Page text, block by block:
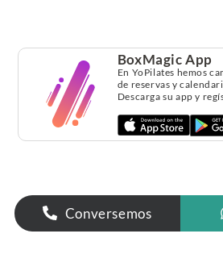
BoxMagic App
En YoPilates hemos
de reservas y
Descarga su app y
Conversemos